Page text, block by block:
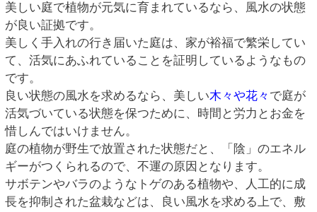
美しい庭で植物が元気に育まれているなら、風水の状態
が良い証拠です。
美しく手入れの行き届いた庭は、家が裕福で繁栄してい
て、活気にあふれていることを証明しているようなもの
です。
良い状態の風水を求めるなら、美しい木々や花々 で庭が
活気づいている状態を保つために、時間と労力とお金を
惜しんではいけません。
庭の植物が野生で放置された状態だと、「陰」のエネル
ギーがつくられるので、不運の原因となります。
サボテンやバラのようなトゲのある植物や、人工的に成
長を抑制された盆栽などは、良い風水を求める上で、敷